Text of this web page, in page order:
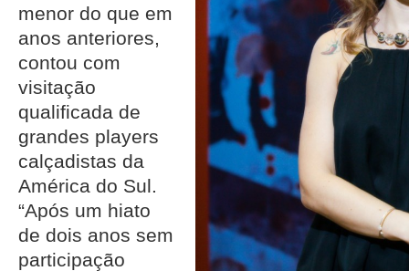
menor do que em
anos anteriores,
contou com
visitação
qualificada de
grandes players
calçadistas da
América do Sul.
“Após um hiato
de dois anos sem
participação